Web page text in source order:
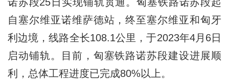
诺苏段25日实现铺轨贯通。匈塞铁路诺苏段起
自塞尔维亚诺维萨德站，终至塞尔维亚和匈牙
利边境，线路全长108.1公里，于2023年4月6日
启动铺轨。目前，匈塞铁路诺苏段建设进展顺
利，总体工程进度已完成80%以上。